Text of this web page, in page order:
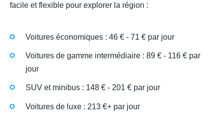
facile et flexible pour explorer la région :
Voitures économiques : 46 € - 71 € par jour
Voitures de gamme intermédiaire : 89 € - 116 € par
jour
SUV et minibus : 148 € - 201 € par jour
Voitures de luxe : 213 €+ par jour